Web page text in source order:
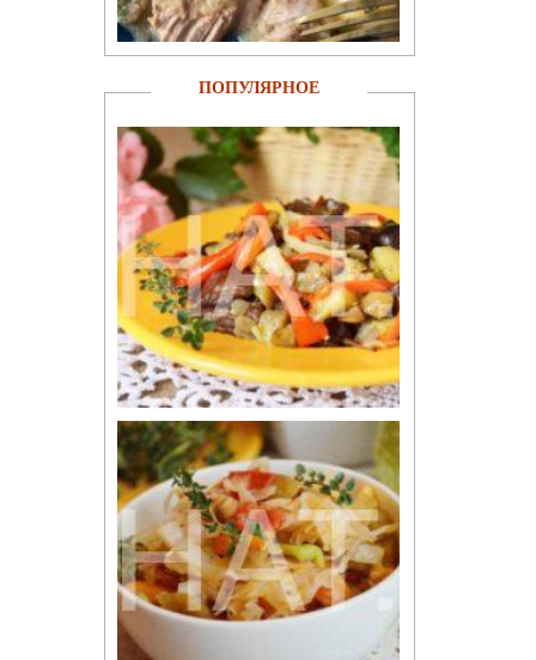
ПОПУЛЯРНОЕ